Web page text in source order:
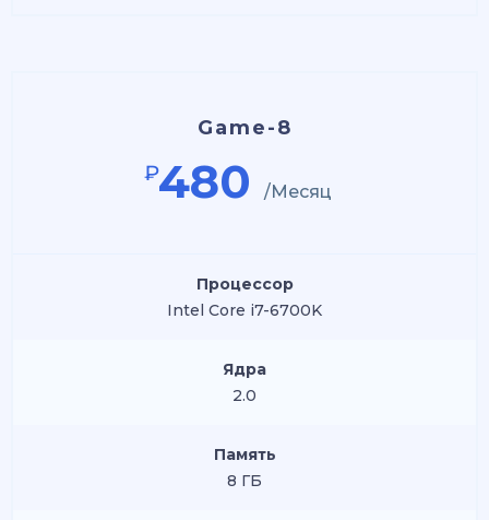
Game-8
₽480 /Месяц
Процессор
Intel Core i7-6700K
Ядра
2.0
Память
8 ГБ